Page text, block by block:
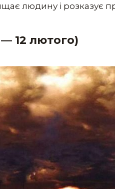
людину і розказує
— 12 лютого)